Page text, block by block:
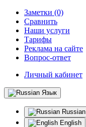
Заметки (0)
Сравнить
Наши услуги
Тарифы
Реклама на сайте
Вопрос-ответ
Личный кабинет
Язык
Russian
English